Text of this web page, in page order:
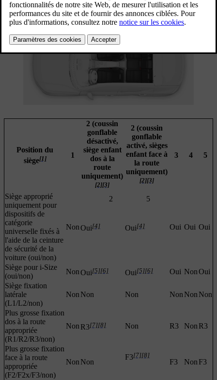
Mis à jour 13/03/2026
5
2
Position du
siège[1] 1
2 (coussin
gonflable
désactivé,
siège enfant
dos à la
route
uniquement)
[2][3]
2 (coussin
gonflable
activé, sièges
enfant face à
la route
uniquement)
[2][3]
3 4 5
Siège approprié
uniquement pour
dispositifs de
catégorie
universelle fixés à
l'aide de la ceinture
de sécurité de la
voiture (oui/non)
NonOui[4] Oui[4] Oui Oui Oui
Siège pour i-Size
(oui/non)
NonOui[5][6] Oui[5][6] Oui NonOui
Siège fixation
latérale
(L1/L2/non)
Non Non Non Non Non Non
Plus grosse fixation
dos à la route
appropriée
(R1/R2/R3/non)
Non R3[7][8] Non R3 Non R3
Plus grosse fixation
face à la route
appropriée
(F2/F2x/F3/non)
Non Non
F3[7][8]
F3 Non F3